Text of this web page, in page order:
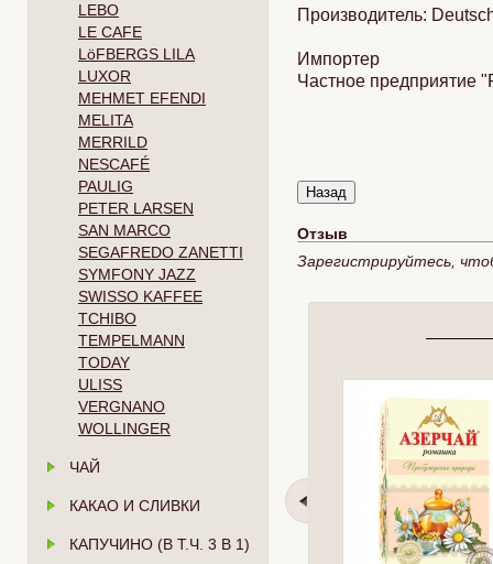
LEBO
LE CAFE
LöFBERGS LILA
LUXOR
MEHMET EFENDI
MELITA
MERRILD
NESCAFÉ
PAULIG
PETER LARSEN
SAN MARCO
SEGAFREDO ZANETTI
SYMFONY JAZZ
SWISSO KAFFEE
TCHIBO
TEMPELMANN
TODAY
ULISS
VERGNANO
WOLLINGER
ЧАЙ
КАКАО И СЛИВКИ
КАПУЧИНО (В Т.Ч. 3 В 1)
Производитель:
Импортер
Частное предприятие
Отзыв
Зарегистрируйтесь,